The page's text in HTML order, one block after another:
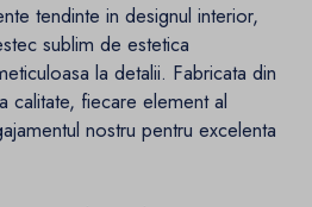
tendinte in designul interior,
sublim de estetica
la detalii. Fabricata din
calitate, fiecare element al
nostru pentru excelenta